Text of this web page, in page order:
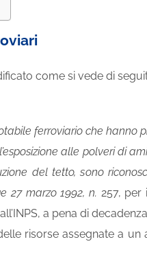
come si vede di
ferroviario che hanno
alle polveri di
del tetto, sono
27 marzo 1992, n. 257,
a pena di
risorse assegnate a